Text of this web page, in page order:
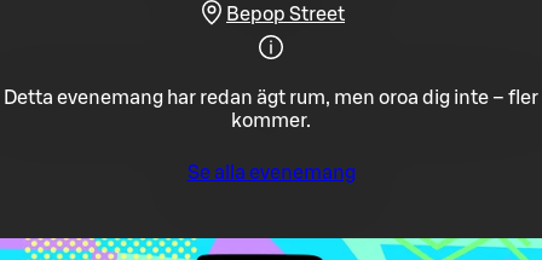
Bepop Street
Detta evenemang har redan ägt rum, men oroa dig inte – fler
kommer.
Se alla evenemang